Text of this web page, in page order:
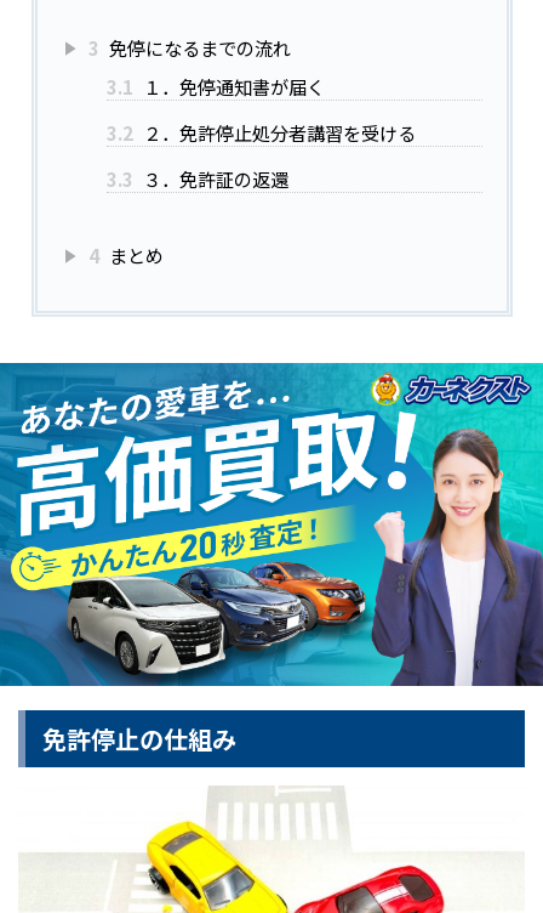
3 免停になるまでの流れ
3.1 １．免停通知書が届く
3.2 ２．免許停止処分者講習を受ける
3.3 ３．免許証の返還
4 まとめ
免許停止の仕組み